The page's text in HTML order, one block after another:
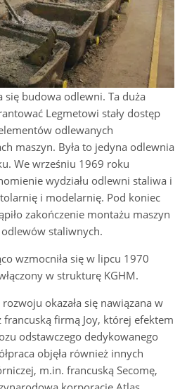
się budowa odlewni. Ta duża
Legmetowi stały dostęp
odlewanych
maszyn. Była to jedyna odlewnia
We wrześniu 1969 roku
wydziału odlewni staliwa i
i modelarnię. Pod koniec
zakończenie montażu maszyn
staliwnych.
wzmocniła się w lipcu 1970
w strukturę KGHM.
okazała się nawiązana w
francuską firmą Joy, której efektem
odstawczego dedykowanego
objęła również innych
m.in. francuską Secomę,